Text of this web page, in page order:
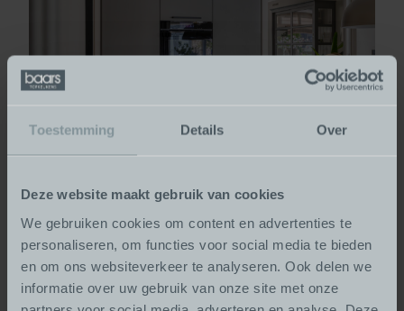
Toestemming Details Over
Deze website maakt gebruik van cookies
We gebruiken cookies om content en advertenties te
personaliseren, om functies voor social media te bieden
en om ons websiteverkeer te analyseren. Ook delen we
informatie over uw gebruik van onze site met onze